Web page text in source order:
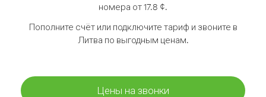
номера от 17.8 ¢.
Пополните счёт или подключите тариф и звоните в
Литва по выгодным ценам.
Цены на звонки